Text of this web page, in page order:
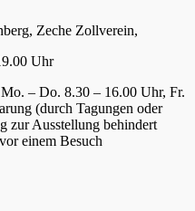
Zeche Zollverein,
Uhr
– Do. 8.30 – 16.00 Uhr, Fr.
(durch Tagungen oder
zur Ausstellung behindert
einem Besuch